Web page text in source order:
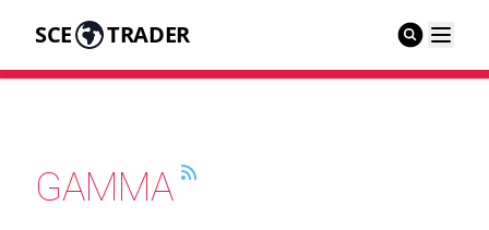
SCE TRADER
GAMMA